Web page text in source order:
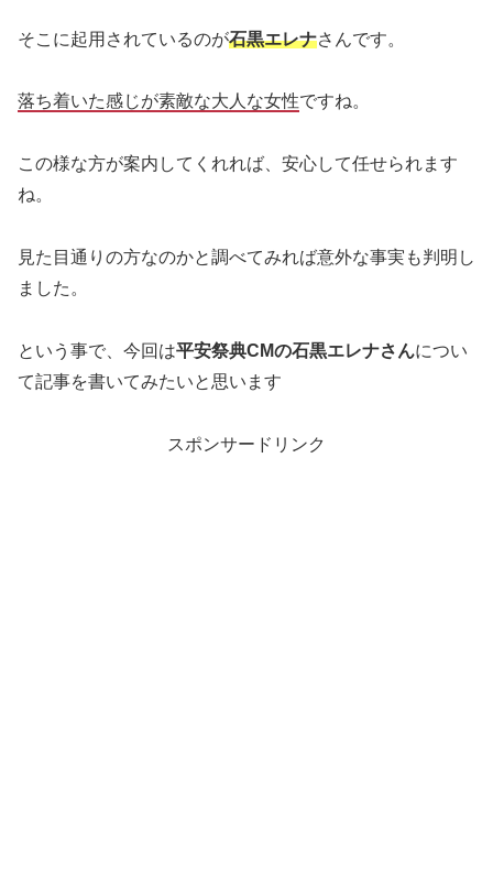
そこに起用されているのが石黒エレナさんです。
落ち着いた感じが素敵な大人な女性ですね。
この様な方が案内してくれれば、安心して任せられます
ね。
見た目通りの方なのかと調べてみれば意外な事実も判明し
ました。
という事で、今回は平安祭典CMの石黒エレナさんについ
て記事を書いてみたいと思います
スポンサードリンク